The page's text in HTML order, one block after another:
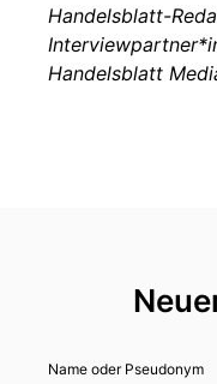
Handelsblatt-
Handelsblatt
Name oder Pseudonym